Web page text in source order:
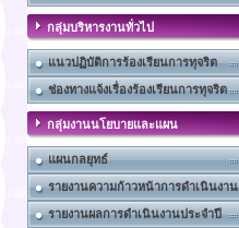
กลุ่มบริหารงานทั่วไป
แนวปฏิบัติการร้องเรียนการทุจริต
ช่องทางแจ้งเรื่องร้องเรียนการทุจริต
กลุ่มงานนโยบายและแผน
แผนกลยุทธ์
รายงานความก้าวหน้าการดำเนินงาน
รายงานผลการดำเนินงานประจำปี